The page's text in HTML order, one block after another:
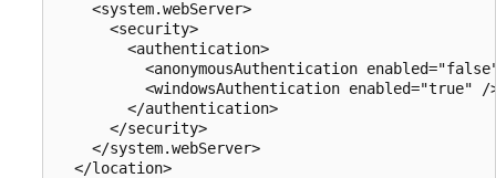
    <system.webServer>
      <security>
        <authentication>
<anonymousAuthentication
<windowsAuthentication enabled="true" /
        </authentication>
      </security>
    </system.webServer>
  </location>